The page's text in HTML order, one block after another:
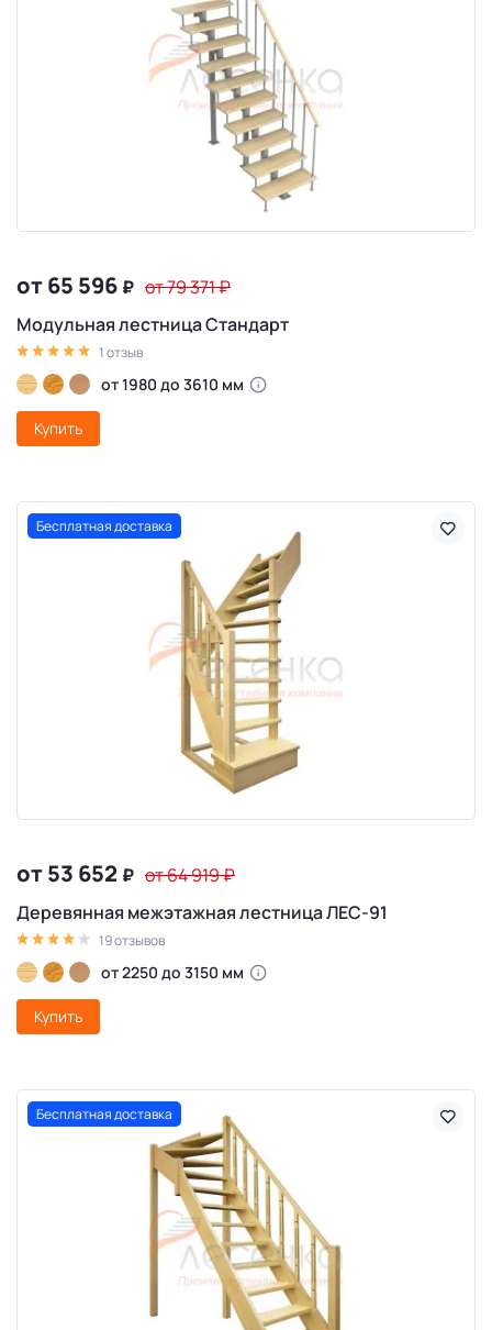
от 65 596 ₽ от 79 371₽
Модульная лестница Стандарт
1 отзыв
от 1980 до 3610 мм
Купить
Бесплатная доставка
от 53 652 ₽ от 64 919₽
Деревянная межэтажная лестница ЛЕС-91
19 отзывов
от 2250 до 3150 мм
Купить
Бесплатная доставка